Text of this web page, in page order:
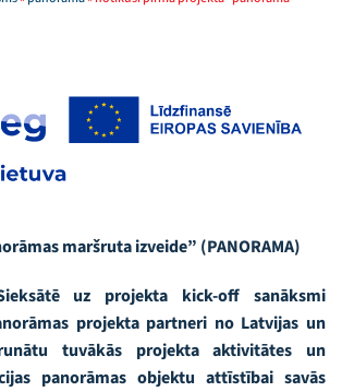
maršruta izveide” (PANORAMA)
uz projekta kick-off sanāksmi
projekta partneri no Latvijas un
tuvākās projekta aktivitātes un
panorāmas objektu attīstībai savās